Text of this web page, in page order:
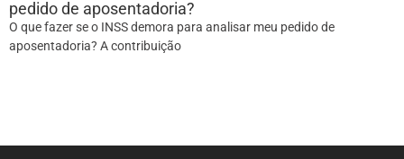
pedido de aposentadoria?
O que fazer se o INSS demora para analisar meu pedido de
aposentadoria? A contribuição